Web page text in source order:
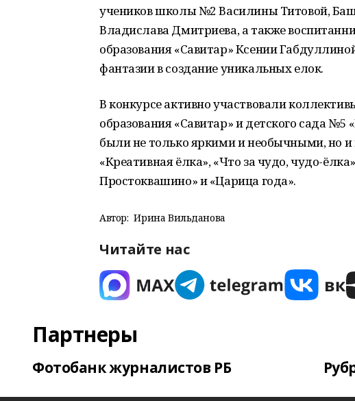
учеников школы №2 Василины Титовой,
Владислава Дмитриева, а также
образования «Савитар» Ксении
фантазии в создание уникальных елок.
В конкурсе активно участвовали
образования «Савитар» и детского сада
были не только яркими и необычными, но
«Креативная ёлка», «Что за чудо, чудо-
Простоквашино» и «Царица года».
Автор: Ирина Вильданова
Читайте нас
Партнеры
Фотобанк журналистов РБ